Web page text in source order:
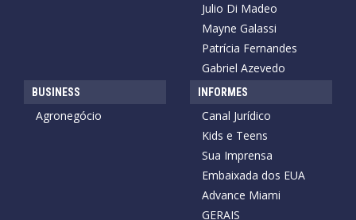
Julio Di Madeo
Mayne Galassi
Patrícia Fernandes
Gabriel Azevedo
BUSINESS
Agronegócio
INFORMES
Canal Jurídico
Kids e Teens
Sua Imprensa
Embaixada dos EUA
Advance Miami
GERAIS